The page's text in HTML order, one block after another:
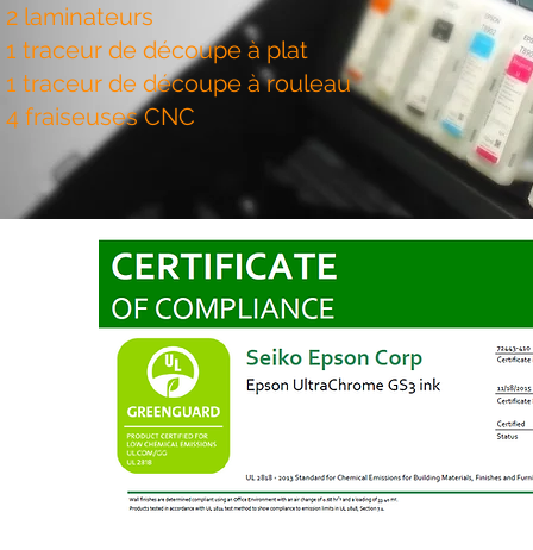
2 laminateurs
1 traceur de découpe à plat
1 traceur de découpe à rouleau
4 fraiseuses CNC